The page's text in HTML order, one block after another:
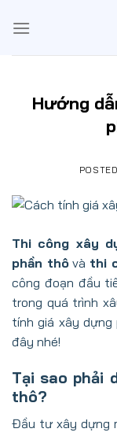
Hướng
Thi công xây
phần thôvà thi
công đoạn đầu
trong quá trình
tính giá xây
đây nhé!
Tại sao phải
thô?
Đầu tư xây dựng